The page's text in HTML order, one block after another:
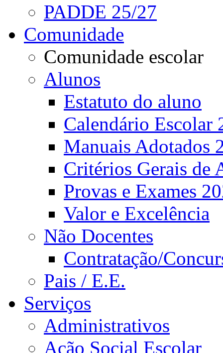
PADDE 25/27
Comunidade
Comunidade escolar
Alunos
Estatuto do aluno
Calendário Escolar
Manuais Adotados
Critérios Gerais de
Provas e Exames
Valor e Excelência
Não Docentes
Contratação/
Pais / E.E.
Serviços
Administrativos
Ação Social Escolar